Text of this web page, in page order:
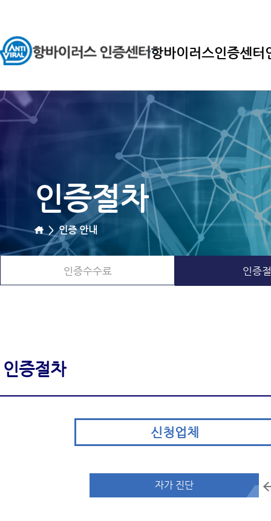
항바이러스인증센터
인증절차
>인증 안내
인증수수료 인증
인증절차
신청업체
자가 진단